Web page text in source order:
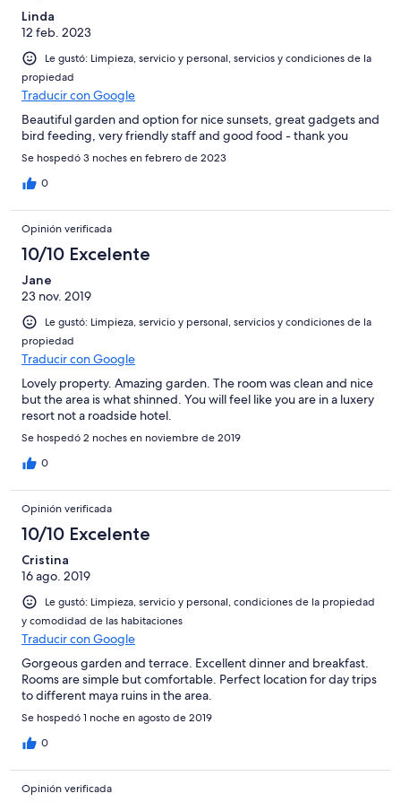
Linda
12 feb. 2023
Le gustó: Limpieza, servicio y personal, servicios y condiciones de la
propiedad
Traducir con Google
Beautiful garden and option for nice sunsets, great gadgets and
bird feeding, very friendly staff and good food - thank you
Se hospedó 3 noches en febrero de 2023
0
Opinión verificada
10/10 Excelente
Jane
23 nov. 2019
Le gustó: Limpieza, servicio y personal, servicios y condiciones de la
propiedad
Traducir con Google
Lovely property. Amazing garden. The room was clean and nice
but the area is what shinned. You will feel like you are in a luxery
resort not a roadside hotel.
Se hospedó 2 noches en noviembre de 2019
0
Opinión verificada
10/10 Excelente
Cristina
16 ago. 2019
Le gustó: Limpieza, servicio y personal, condiciones de la propiedad
y comodidad de las habitaciones
Traducir con Google
Gorgeous garden and terrace. Excellent dinner and breakfast.
Rooms are simple but comfortable. Perfect location for day trips
to different maya ruins in the area.
Se hospedó 1 noche en agosto de 2019
0
Opinión verificada